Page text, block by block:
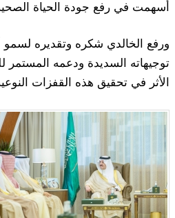
أسهمت في رفع جودة الحياة
ورفع الخالدي شكره وتقديره لسمو
توجيهاته السديدة ودعمه المستمر
الأثر في تحقيق هذه القفزات